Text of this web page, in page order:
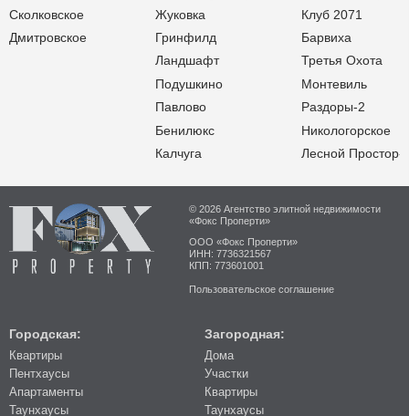
Сколковское
Дмитровское
Жуковка
Гринфилд
Ландшафт
Подушкино
Павлово
Бенилюкс
Калчуга
Клуб 2071
Барвиха
Третья Охота
Монтевиль
Раздоры-2
Никологорское
Лесной Простор-
© 2026 Агентство элитной недвижимости
«Фокс Проперти»
ООО «Фокс Проперти»
ИНН: 7736321567
КПП: 773601001
Пользовательское соглашение
Городская:
Квартиры
Пентхаусы
Апартаменты
Таунхаусы
Загородная:
Дома
Участки
Квартиры
Таунхаусы